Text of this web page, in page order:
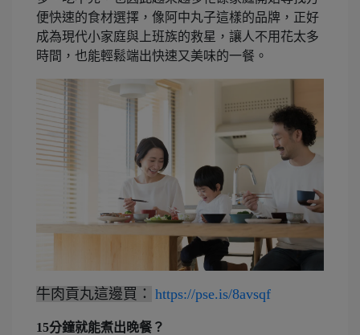
便快速的食材選擇，像阿中丸子這樣的品牌，正好
成為現代小家庭與上班族的救星，讓人不用花太多
時間，也能輕鬆端出快速又美味的一餐。
牛肉貢丸這邊買： https://pse.is/8avsqf
15分鐘就能煮出晚餐？